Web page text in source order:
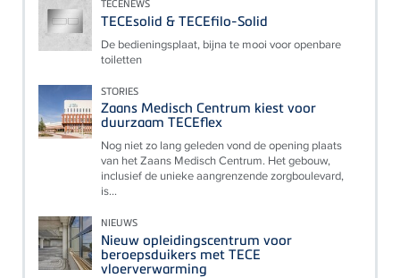
TECENEWS
TECEsolid & TECEfilo-Solid
De bedieningsplaat, bijna te mooi voor openbare
toiletten
STORIES
Zaans Medisch Centrum kiest voor
duurzaam TECEflex
Nog niet zo lang geleden vond de opening plaats
van het Zaans Medisch Centrum. Het gebouw,
inclusief de unieke aangrenzende zorgboulevard,
is...
NIEUWS
Nieuw opleidingscentrum voor
beroepsduikers met TECE
vloerverwarming